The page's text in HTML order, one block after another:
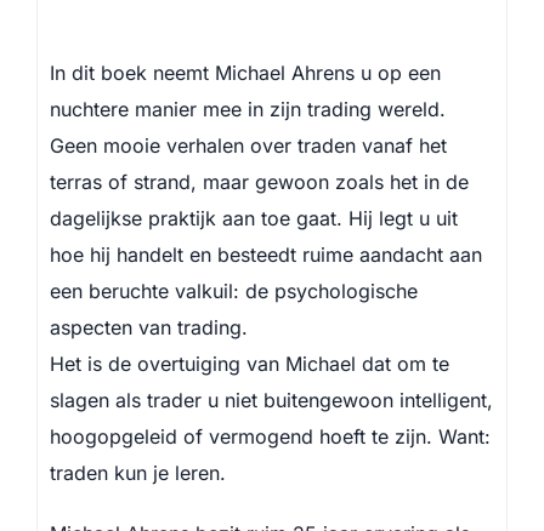
In dit boek neemt Michael Ahrens u op een
nuchtere manier mee in zijn trading wereld.
Geen mooie verhalen over traden vanaf het
terras of strand, maar gewoon zoals het in de
dagelijkse praktijk aan toe gaat. Hij legt u uit
hoe hij handelt en besteedt ruime aandacht aan
een beruchte valkuil: de psychologische
aspecten van trading.
Het is de overtuiging van Michael dat om te
slagen als trader u niet buitengewoon intelligent,
hoogopgeleid of vermogend hoeft te zijn. Want:
traden kun je leren.